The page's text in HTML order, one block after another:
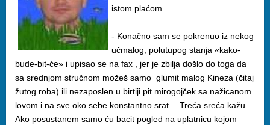
istom plaćom…
- Konačno sam se pokrenuo iz nekog
učmalog, polutupog stanja «kako-
bude-bit-će» i upisao se na fax , jer je zbilja došlo do toga da
sa srednjom stručnom možeš samo glumit malog Kineza (čitaj
žutog roba) ili nezaposlen u birtiji pit mirogojček sa nažicanom
lovom i na sve oko sebe konstantno srat… Treća sreća kažu…
Ako posustanem samo ću bacit pogled na uplatnicu kojom